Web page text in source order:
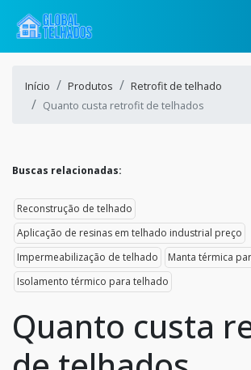
Início Produtos
Retrofit de telhado
Quanto custa retrofit de telhados
Buscas relacionadas:
Reconstrução de telhado
Aplicação de resinas em telhado industrial preço
Impermeabilização de telhado
Manta térmica
Isolamento térmico para telhado
Quanto custa